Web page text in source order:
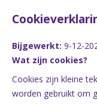
Bijgewerkt: 9-12-
Wat zijn cookies?
Cookies zijn kleine
worden gebruikt om